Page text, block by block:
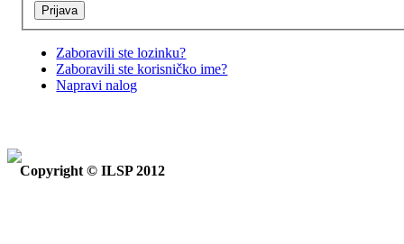
Zaboravili ste lozinku?
Zaboravili ste korisničko ime?
Napravi nalog
Copyright © ILSP 2012